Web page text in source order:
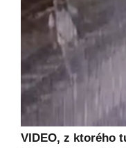
VIDEO, z ktorého